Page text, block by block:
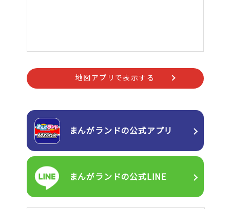
地図アプリで表示する
まんがランドの公式アプリ
まんがランドの公式LINE